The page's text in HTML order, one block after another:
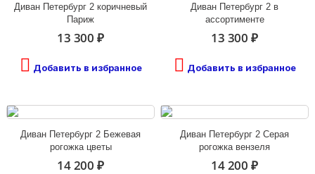
Диван Петербург 2 коричневый
Париж
13 300 ₽
Добавить в избранное
Диван Петербург 2 в
ассортименте
13 300 ₽
Добавить в избранное
Диван Петербург 2 Бежевая
рогожка цветы
14 200 ₽
Диван Петербург 2 Серая
рогожка вензеля
14 200 ₽